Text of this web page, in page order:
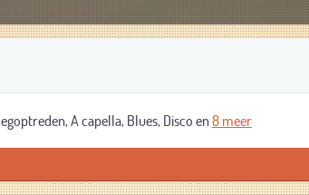
A capella, Blues, Disco en8 meer